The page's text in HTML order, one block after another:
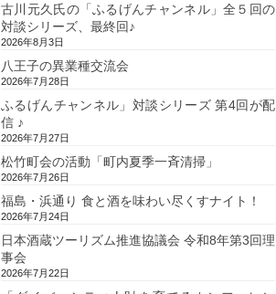
古川元久氏の「ふるげんチャンネル」全５回の
対談シリーズ、最終回♪
2026年8月3日
八王子の異業種交流会
2026年7月28日
ふるげんチャンネル」対談シリーズ 第4回が配
信 ♪
2026年7月27日
松竹町会の活動「町内夏季一斉清掃」
2026年7月26日
福島・浜通り 食と酒を味わい尽くすナイト！
2026年7月24日
日本酒蔵ツーリズム推進協議会 令和8年第3回理
事会
2026年7月22日